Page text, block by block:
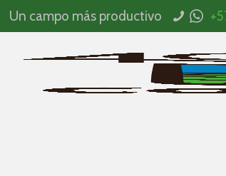
Un campo más productivo